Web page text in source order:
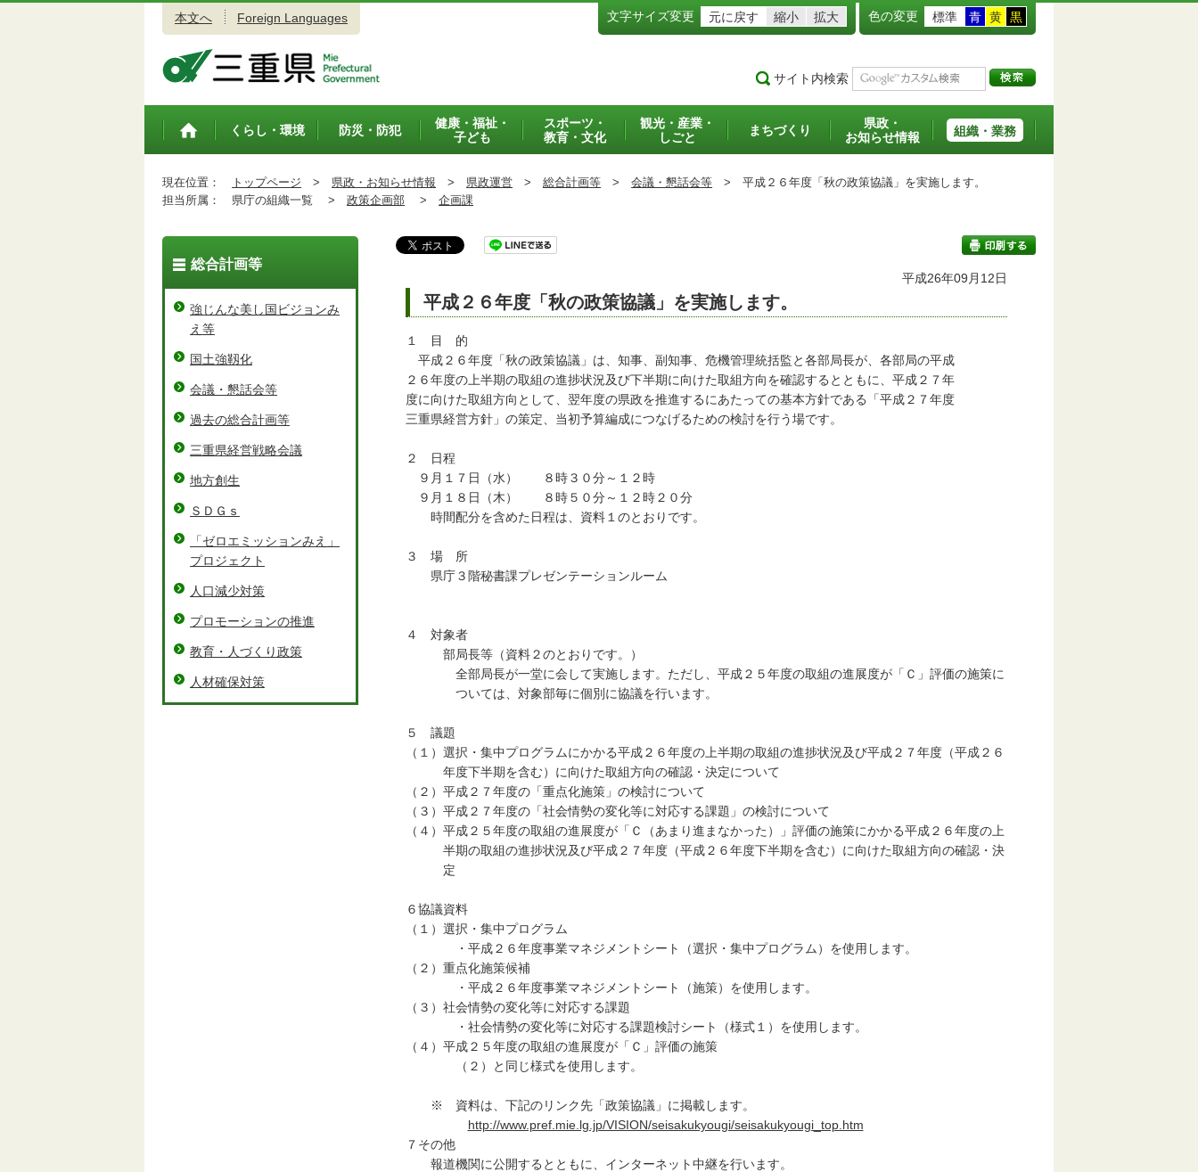
本文へ Foreign Languages 文字サイズ変更 元に戻す 縮小 拡大 色の変更 標準 青 黄 黒
サイト内検索
トップペ
くらし・環境 防災・防犯
健康・福祉・
子ども
スポーツ・
教育・文化
観光・産業・
しごと
まちづくり
県政・
お知らせ情報
組織・業務
現在位置： トップページ > 県政・お知らせ情報 > 県政運営 > 総合計画等 > 会議・懇話会等 > 平成２６年度「秋の政策協議」を実施します。
担当所属：
県庁の組織一覧 > 政策企画部 > 企画課
印刷する
平成26年09月12日
平成２６年度「秋の政策協議」を実施します。
１ 目 的
平成２６年度「秋の政策協議」は、知事、副知事、危機管理統括監と各部局長が、各部局の平成
２６年度の上半期の取組の進捗状況及び下半期に向けた取組方向を確認するとともに、平成２７年
度に向けた取組方向として、翌年度の県政を推進するにあたっての基本方針である「平成２７年度
三重県経営方針」の策定、当初予算編成につなげるための検討を行う場です。
２ 日程
９月１７日（水） ８時３０分～１２時
９月１８日（木） ８時５０分～１２時２０分
時間配分を含めた日程は、資料１のとおりです。
３ 場 所
県庁３階秘書課プレゼンテーションルーム
４ 対象者
部局長等（資料２のとおりです。）
全部局長が一堂に会して実施します。ただし、平成２５年度の取組の進展度が「Ｃ」評価の施策に
ついては、対象部毎に個別に協議を行います。
５ 議題
（１）選択・集中プログラムにかかる平成２６年度の上半期の取組の進捗状況及び平成２７年度（平成２６
年度下半期を含む）に向けた取組方向の確認・決定について
（２）平成２７年度の「重点化施策」の検討について
（３）平成２７年度の「社会情勢の変化等に対応する課題」の検討について
（４）平成２５年度の取組の進展度が「Ｃ（あまり進まなかった）」評価の施策にかかる平成２６年度の上
半期の取組の進捗状況及び平成２７年度（平成２６年度下半期を含む）に向けた取組方向の確認・決
定
６協議資料
（１）選択・集中プログラム
・平成２６年度事業マネジメントシート（選択・集中プログラム）を使用します。
（２）重点化施策候補
・平成２６年度事業マネジメントシート（施策）を使用します。
（３）社会情勢の変化等に対応する課題
・社会情勢の変化等に対応する課題検討シート（様式１）を使用します。
（４）平成２５年度の取組の進展度が「Ｃ」評価の施策
（２）と同じ様式を使用します。
※ 資料は、下記のリンク先「政策協議」に掲載します。
http://www.pref.mie.lg.jp/VISION/seisakukyougi/seisakukyougi_top.htm
７その他
報道機関に公開するとともに、インターネット中継を行います。
総合計画等
強じんな美し国ビジョンみ
え等
国土強靱化
会議・懇話会等
過去の総合計画等
三重県経営戦略会議
地方創生
ＳＤＧｓ
「ゼロエミッションみえ」
プロジェクト
人口減少対策
プロモーションの推進
教育・人づくり政策
人材確保対策